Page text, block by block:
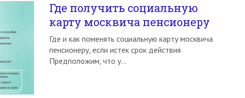
Где получить социальную
карту москвича пенсионеру
Где и как поменять социальную карту москвича
пенсионеру, если истек срок действия
Предположим, что у…